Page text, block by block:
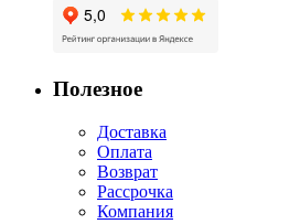
Полезное
Доставка
Оплата
Возврат
Рассрочка
Компания